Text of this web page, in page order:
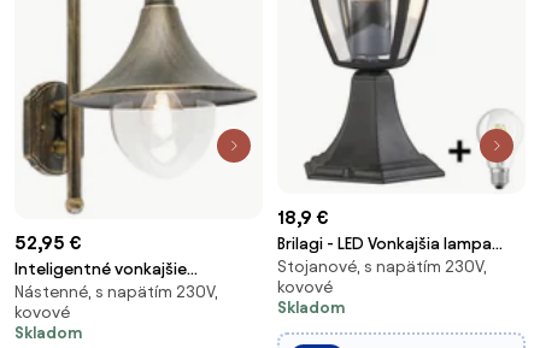
52,95 €
Inteligentné vonkajšie
nástenné svietidlo staroružové
IP44 vrátane WiFi A60 - Daphne
Nástenné, s napätím 230V,
kovové
Skladom
18,9 €
Brilagi - LED Vonkajšia lampa
LUNA 1xE27/60W/230V IP44
Stojanové, s napätím 230V,
kovové
Skladom